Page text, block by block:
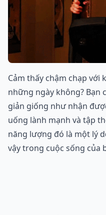
Cảm thấy chậm chạp với
những ngày không? Bạn
giản giống như nhận
uống lành mạnh và tập
năng lượng đó là một lý
vậy trong cuộc sống của